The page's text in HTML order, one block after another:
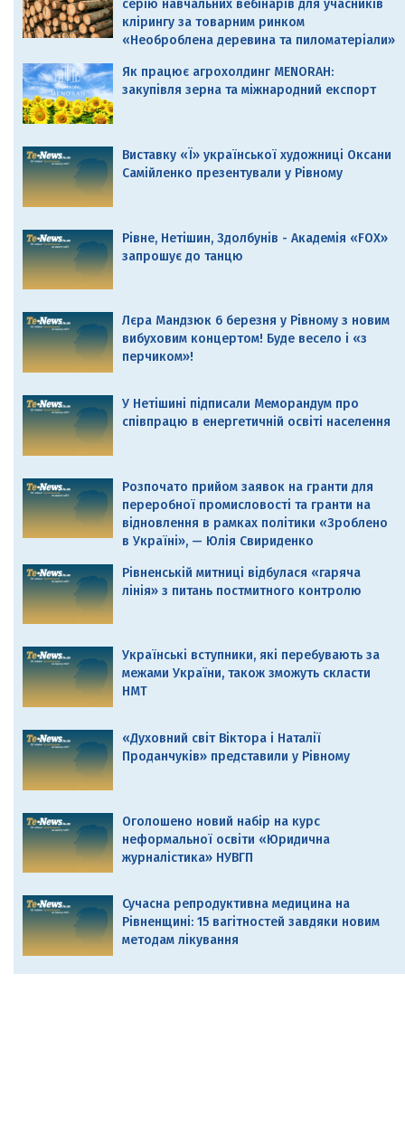
серію навчальних вебінарів для учасників
клірингу за товарним ринком
«Необроблена деревина та пиломатеріали»
Як працює агрохолдинг MENORAH:
закупівля зерна та міжнародний експорт
Виставку «Ї» української художниці Оксани
Самійленко презентували у Рівному
Рівне, Нетішин, Здолбунів - Академія «FOX»
запрошує до танцю
Лєра Мандзюк 6 березня у Рівному з новим
вибуховим концертом! Буде весело і «з
перчиком»!
У Нетішині підписали Меморандум про
співпрацю в енергетичній освіті населення
Розпочато прийом заявок на гранти для
переробної промисловості та гранти на
відновлення в рамках політики «Зроблено
в Україні», — Юлія Свириденко
Рівненській митниці відбулася «гаряча
лінія» з питань постмитного контролю
Українські вступники, які перебувають за
межами України, також зможуть скласти
НМТ
«Духовний світ Віктора і Наталії
Проданчуків» представили у Рівному
Оголошено новий набір на курс
неформальної освіти «Юридична
журналістика» НУВГП
Сучасна репродуктивна медицина на
Рівненщині: 15 вагітностей завдяки новим
методам лікування